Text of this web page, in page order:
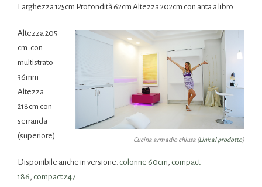
Larghezza 125cm Profondità 62cm Altezza 202cm con anta a libro
Cucina armadio chiusa (Link al prodotto)
Altezza 205
cm. con
multistrato
36mm
Altezza
218cm con
serranda
(superiore)
Disponibile anche in versione: colonne 60cm, compact
186, compact 247.